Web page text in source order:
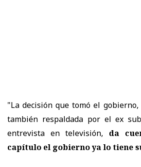
"La decisión que tomó el gobierno,
también respaldada por el ex
entrevista en televisión, da
capítulo el gobierno ya lo tiene